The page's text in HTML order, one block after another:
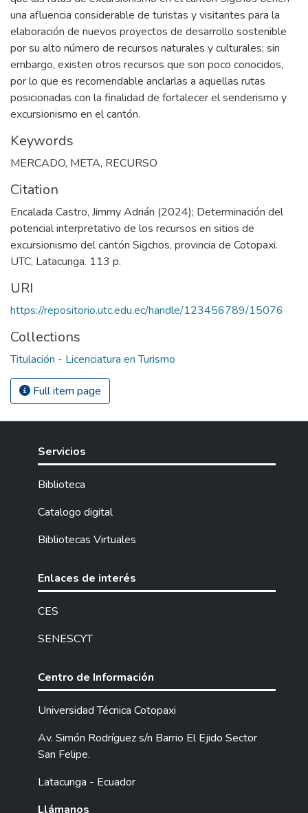
una afluencia considerable de turistas y visitantes para la
elaboración de nuevos proyectos de desarrollo sostenible
por su alto número de recursos naturales y culturales; sin
embargo, existen otros recursos que son poco conocidos,
por lo que es recomendable anclarlas a aquellas rutas
posicionadas con la finalidad de fortalecer el senderismo y
excursionismo en el cantón.
Keywords
MERCADO, META, RECURSO
Citation
Encalada Castro, Jimmy Adrián (2024); Determinación del
potencial interpretativo de los recursos en sitios de
excursionismo del cantón Sigchos, provincia de Cotopaxi.
UTC, Latacunga. 113 p.
URI
https://repositorio.utc.edu.ec/handle/123456789/15076
Collections
Titulación - Licenciatura en Turismo
Full item page
Servicios
Biblioteca
Catalogo digital
Bibliotecas Virtuales
Enlaces de interés
CES
SENESCYT
Centro de Información
Universidad Técnica Cotopaxi
Av. Simón Rodríguez s/n Barrio El Ejido Sector
San Felipe.
Latacunga - Ecuador
Llámanos